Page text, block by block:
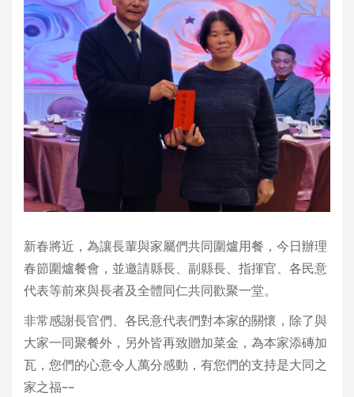
新春將近，為讓長輩與家屬們共同圍爐用餐，今日辦理
春節圍爐餐會，並邀請縣長、副縣長、指揮官、各民意
代表等前來與長者及全體同仁共同歡聚一堂。
非常感謝長官們、各民意代表們對本家的關懷，除了與
大家一同聚餐外，另外皆再致贈加菜金，為本家添磚加
瓦，您們的心意令人萬分感動，有您們的支持是大同之
家之福~~